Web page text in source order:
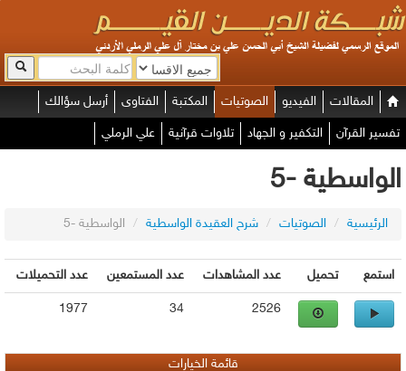
المقالات الفيديو الصوتيات المكتبة الفتاوى أرسل سؤالك
تفسير القرآن التكفير و الجهاد تلاوات قرآنية علي الرملي
الواسطية -5
الرئيسية / الصوتيات / شرح العقيدة الواسطية / الواسطية -5
استمع تحميل عدد المشاهدات عدد المستمعين عدد التحميلات
2526
34
1977
قائمة الخيارات